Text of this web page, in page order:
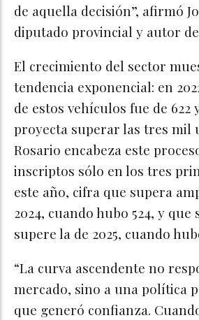
de aquella decisión”, afirmó
diputado provincial y autor
El crecimiento del sector
tendencia exponencial: en
de estos vehículos fue de 622
proyecta superar las tres mil
Rosario encabeza este
inscriptos sólo en los tres
este año, cifra que supera
2024, cuando hubo 524, y
supere la de 2025, cuando
“La curva ascendente no
mercado, sino a una política
que generó confianza.